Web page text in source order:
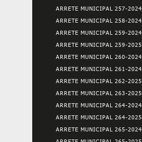
ARRETE MUNICIPAL 257-2024
ARRETE MUNICIPAL 258-2024
ARRETE MUNICIPAL 259-2024
ARRETE MUNICIPAL 259-2025
ARRETE MUNICIPAL 260-2024
ARRETE MUNICIPAL 261-2024
ARRETE MUNICIPAL 262-2025
ARRETE MUNICIPAL 263-2025
ARRETE MUNICIPAL 264-2024
ARRETE MUNICIPAL 264-2025
ARRETE MUNICIPAL 265-2024